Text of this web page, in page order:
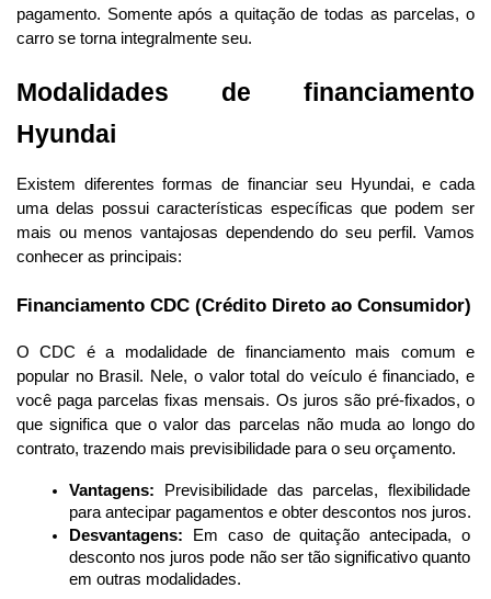
pagamento. Somente após a quitação de todas as parcelas, o
carro se torna integralmente seu.
Modalidades de financiamento
Hyundai
Existem diferentes formas de financiar seu Hyundai, e cada
uma delas possui características específicas que podem ser
mais ou menos vantajosas dependendo do seu perfil. Vamos
conhecer as principais:
Financiamento CDC (Crédito Direto ao Consumidor)
O CDC é a modalidade de financiamento mais comum e
popular no Brasil. Nele, o valor total do veículo é financiado, e
você paga parcelas fixas mensais. Os juros são pré-fixados, o
que significa que o valor das parcelas não muda ao longo do
contrato, trazendo mais previsibilidade para o seu orçamento.
Vantagens: Previsibilidade das parcelas, flexibilidade
para antecipar pagamentos e obter descontos nos juros.
Desvantagens: Em caso de quitação antecipada, o
desconto nos juros pode não ser tão significativo quanto
em outras modalidades.